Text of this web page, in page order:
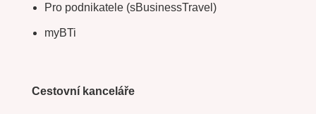
Pro podnikatele (sBusinessTravel)
myBTi
Cestovní kanceláře